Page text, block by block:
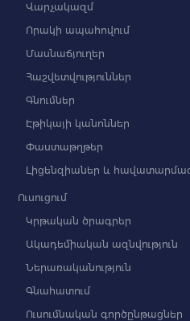
Վարչակազմ
Որակի ապահովում
Մասնաճյուղեր
Հաշվետվություններ
Գնումներ
Էթիկայի կանոններ
Փաստաթղթեր
Լիցենզիաներ և
Ուսուցում
Կրթական ծրագրեր
Ակադեմիական ազնվություն
Ներառականություն
Գնահատում
Ուսումնական գործընթացներ